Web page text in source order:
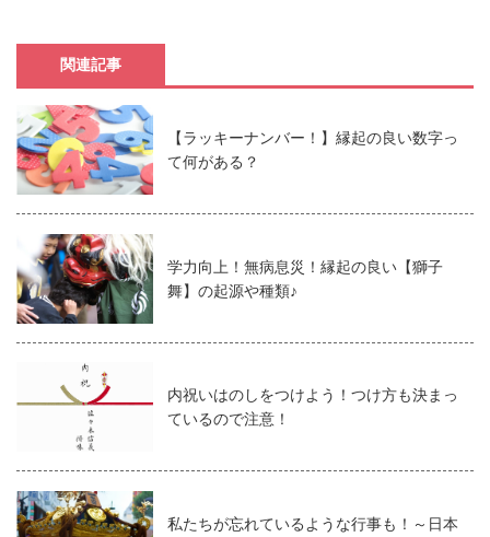
関連記事
【ラッキーナンバー！】縁起の良い数字っ
て何がある？
学力向上！無病息災！縁起の良い【獅子
舞】の起源や種類♪
内祝いはのしをつけよう！つけ方も決まっ
ているので注意！
私たちが忘れているような行事も！～日本